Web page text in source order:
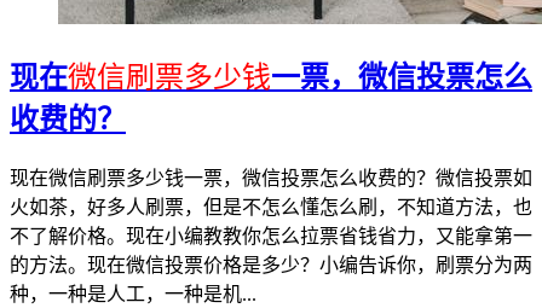
现在微信刷票多少钱一票，微信投票怎么
收费的？
现在微信刷票多少钱一票，微信投票怎么收费的？微信投票如
火如茶，好多人刷票，但是不怎么懂怎么刷，不知道方法，也
不了解价格。现在小编教教你怎么拉票省钱省力，又能拿第一
的方法。现在微信投票价格是多少？小编告诉你，刷票分为两
种，一种是人工，一种是机...